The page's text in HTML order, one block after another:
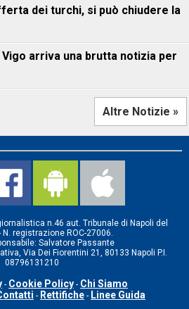
dei turchi, si può chiudere la
Vigo arriva una brutta notizia per
Altre Notizie »
n.46 aut. Tribunale di Napoli del
registrazione ROC-27006.
Salvatore Passante
Via Dei Fiorentini 21, 80133 Napoli P.I.
08796131210
- Cookie Policy - Chi Siamo
- Rettifiche - Linee Guida